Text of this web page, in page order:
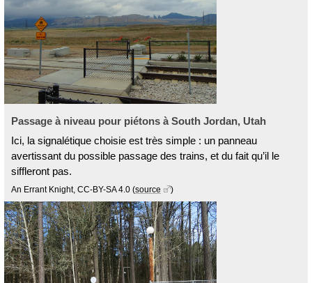
Passage à niveau pour piétons à South Jordan, Utah
Ici, la signalétique choisie est très simple : un panneau
avertissant du possible passage des trains, et du fait qu’il le
siffleront pas.
An Errant Knight, CC-BY-SA 4.0 (source )